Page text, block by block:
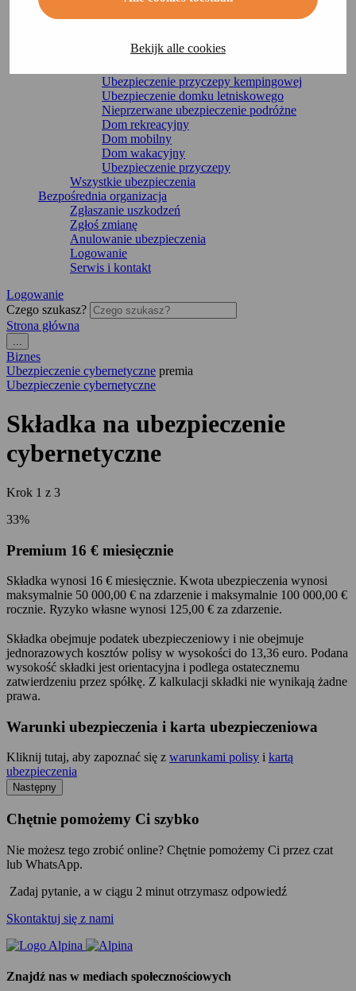
Bekijk alle cookies
Ubezpieczenie łodzi
Ubezpieczenie przyczepy kempingowej
Ubezpieczenie domku letniskowego
Nieprzerwane ubezpieczenie podróżne
Dom rekreacyjny
Dom mobilny
Dom wakacyjny
Ubezpieczenie przyczepy
Wszystkie ubezpieczenia
Bezpośrednia organizacja
Zgłaszanie uszkodzeń
Zgłoś zmianę
Anulowanie ubezpieczenia
Logowanie
Serwis i kontakt
Logowanie
Czego szukasz?
Strona główna
...
Biznes
Ubezpieczenie cybernetyczne premia
Ubezpieczenie cybernetyczne
Składka na ubezpieczenie
cybernetyczne
Krok 1 z 3
33%
Premium 16 € miesięcznie
Składka wynosi 16 € miesięcznie. Kwota ubezpieczenia wynosi
maksymalnie 50 000,00 € na zdarzenie i maksymalnie 100 000,00 €
rocznie. Ryzyko własne wynosi 125,00 € za zdarzenie.
Składka obejmuje podatek ubezpieczeniowy i nie obejmuje
jednorazowych kosztów polisy w wysokości do 13,36 euro. Podana
wysokość składki jest orientacyjna i podlega ostatecznemu
zatwierdzeniu przez spółkę. Z kalkulacji składki nie wynikają żadne
prawa.
Warunki ubezpieczenia i karta ubezpieczeniowa
Kliknij tutaj, aby zapoznać się z warunkami polisy i kartą
ubezpieczenia
Następny
Chętnie pomożemy Ci szybko
Nie możesz tego zrobić online? Chętnie pomożemy Ci przez czat
lub WhatsApp.
Zadaj pytanie, a w ciągu 2 minut otrzymasz odpowiedź
Skontaktuj się z nami
Znajdź nas w mediach społecznościowych